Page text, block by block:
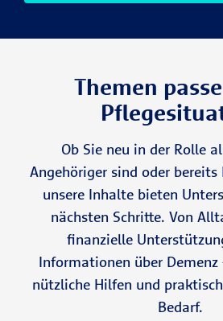
Themen
Ob Sie neu in der Rolle
Angehöriger sind oder bereits
unsere Inhalte bieten
nächsten Schritte. Von
finanzielle
Informationen über
nützliche Hilfen und
Bedarf.